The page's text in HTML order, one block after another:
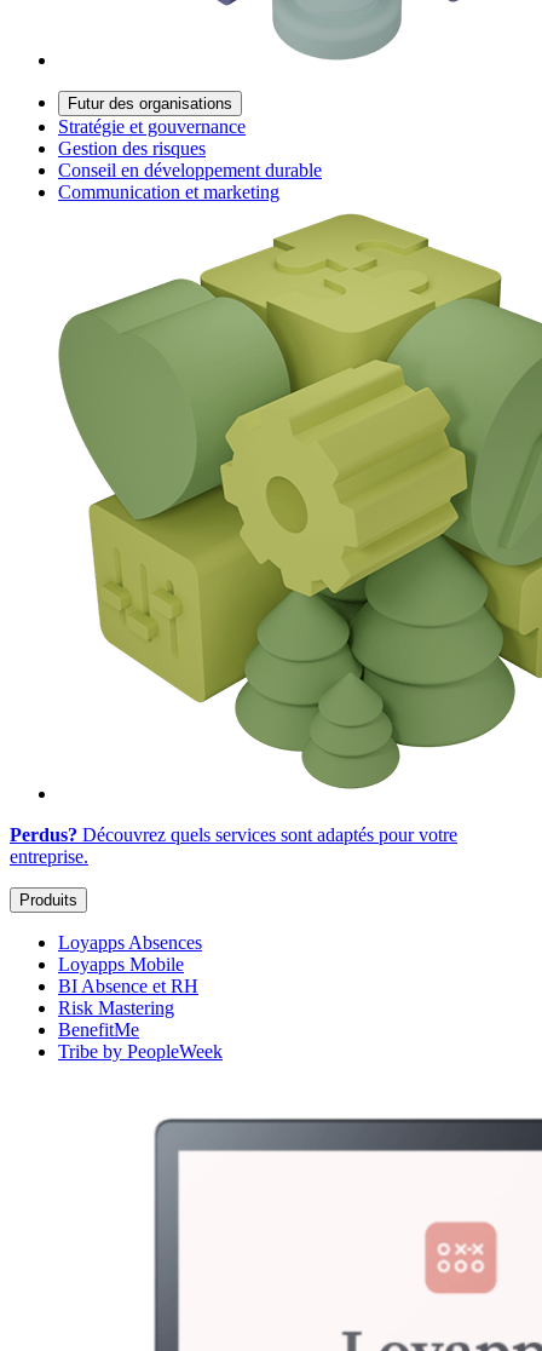
Futur des organisations
Stratégie et gouvernance
Gestion des risques
Conseil en développement durable
Communication et marketing
Perdus? Découvrez quels services sont adaptés pour votre
entreprise.
Produits
Loyapps Absences
Loyapps Mobile
BI Absence et RH
Risk Mastering
BenefitMe
Tribe by PeopleWeek